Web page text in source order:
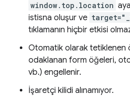
window.top.location
istisna oluşur ve
tıklamanın hiçbir etkisi
Otomatik olarak tetiklenen
odaklanan form öğeleri,
vb.) engellenir.
İşaretçi kilidi alınamıyor.